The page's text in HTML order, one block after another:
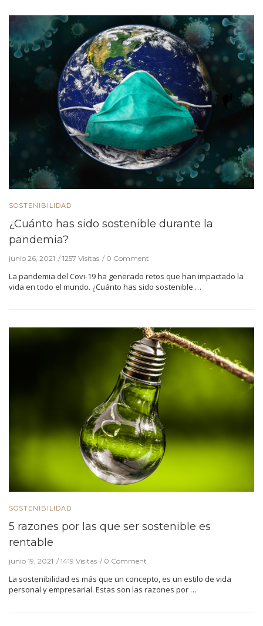
SOSTENIBILIDAD
¿Cuánto has sido sostenible durante la
pandemia?
junio 26, 2021 1257 Visitas 0 Comment
La pandemia del Covi-19 ha generado retos que han impactado la
vida en todo el mundo. ¿Cuánto has sido sostenible …
SOSTENIBILIDAD
5 razones por las que ser sostenible es
rentable
junio 19, 2021 1419 Visitas 0 Comment
La sostenibilidad es más que un concepto, es un estilo de vida
personal y empresarial. Estas son las razones por …